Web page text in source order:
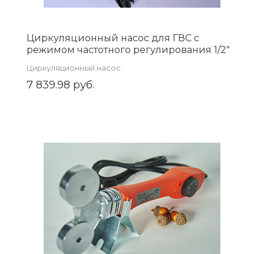
Циркуляционный насос для ГВC с
режимом частотного регулирования 1/2"
Циркуляционный насос
7 839.98 руб.